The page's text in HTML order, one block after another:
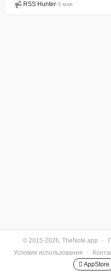
RSS Hunter•5 мая
© 2015-2026, TheNote.app ·
Условия использования
·
 AppStore